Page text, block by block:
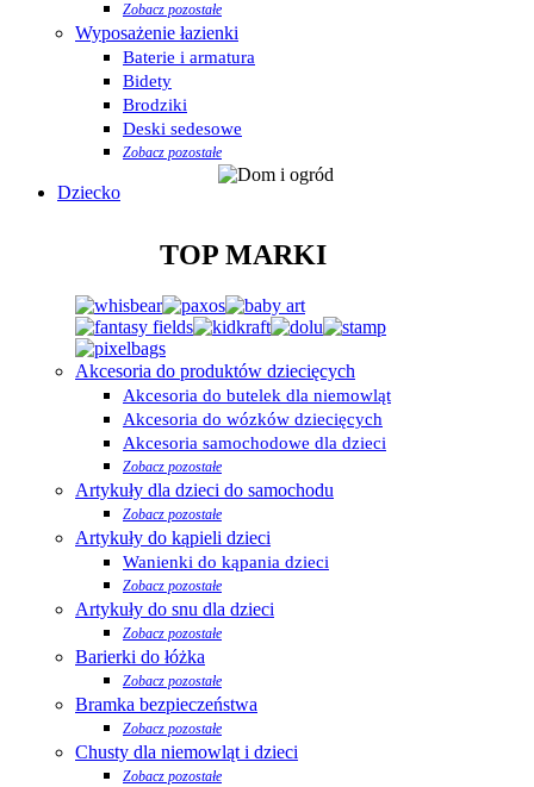
Zobacz pozostałe
Wyposażenie łazienki
Baterie i armatura
Bidety
Brodziki
Deski sedesowe
Zobacz pozostałe
Dziecko
TOP MARKI
Akcesoria do produktów dziecięcych
Akcesoria do butelek dla niemowląt
Akcesoria do wózków dziecięcych
Akcesoria samochodowe dla dzieci
Zobacz pozostałe
Artykuły dla dzieci do samochodu
Zobacz pozostałe
Artykuły do kąpieli dzieci
Wanienki do kąpania dzieci
Zobacz pozostałe
Artykuły do snu dla dzieci
Zobacz pozostałe
Barierki do łóżka
Zobacz pozostałe
Bramka bezpieczeństwa
Zobacz pozostałe
Chusty dla niemowląt i dzieci
Zobacz pozostałe